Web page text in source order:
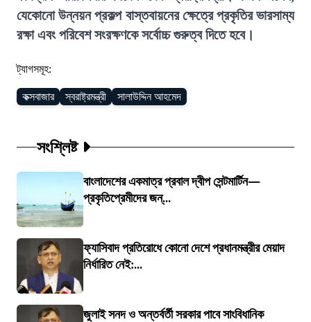
যেকোনো উন্নয়ন প্রকল্প বাস্তবায়নের ক্ষেত্রে প্রকৃতির ভারসাম্য
রক্ষা এবং পরিবেশ সংরক্ষণকে সর্বোচ্চ গুরুত্ব দিতে হবে।
ট্যাগসমূহ:
কক্সবাজার স্বরাষ্ট্রমন্ত্রী সালাউদ্দিন আহমেদ
সংশ্লিষ্ট
বাংলাদেশের একমাত্র প্রবাল দ্বীপ সেন্টমার্টিন—
প্রকৃতিপ্রেমীদের জন্...
ফ্যাসিবাদ প্রতিরোধে কোনো দেশে প্রধানমন্ত্রীর মেয়াদ
নির্ধারিত নেই:...
জুলাই সনদ ও অন্তর্বর্তী সরকার পাবে সাংবিধানিক